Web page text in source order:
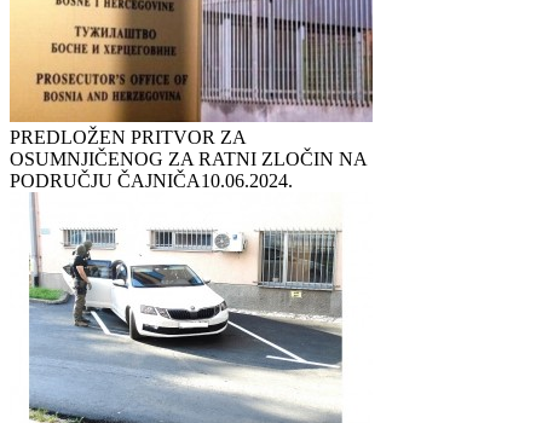
PREDLOŽEN PRITVOR ZA
OSUMNJIČENOG ZA RATNI ZLOČIN NA
PODRUČJU ČAJNIČA10.06.2024.